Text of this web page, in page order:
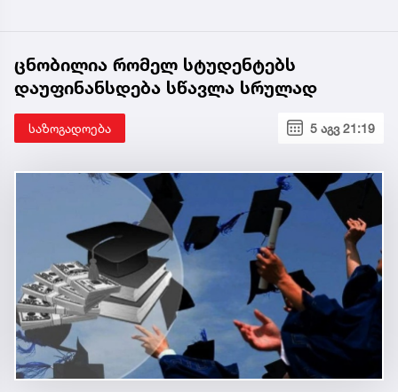
ცნობილია რომელ სტუდენტებს
დაუფინანსდება სწავლა სრულად
საზოგადოება 5 აგვ 21:19